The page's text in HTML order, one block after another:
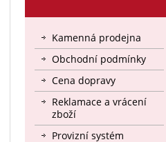
Kamenná prodejna
Obchodní podmínky
Cena dopravy
Reklamace a vrácení
zboží
Provizní systém